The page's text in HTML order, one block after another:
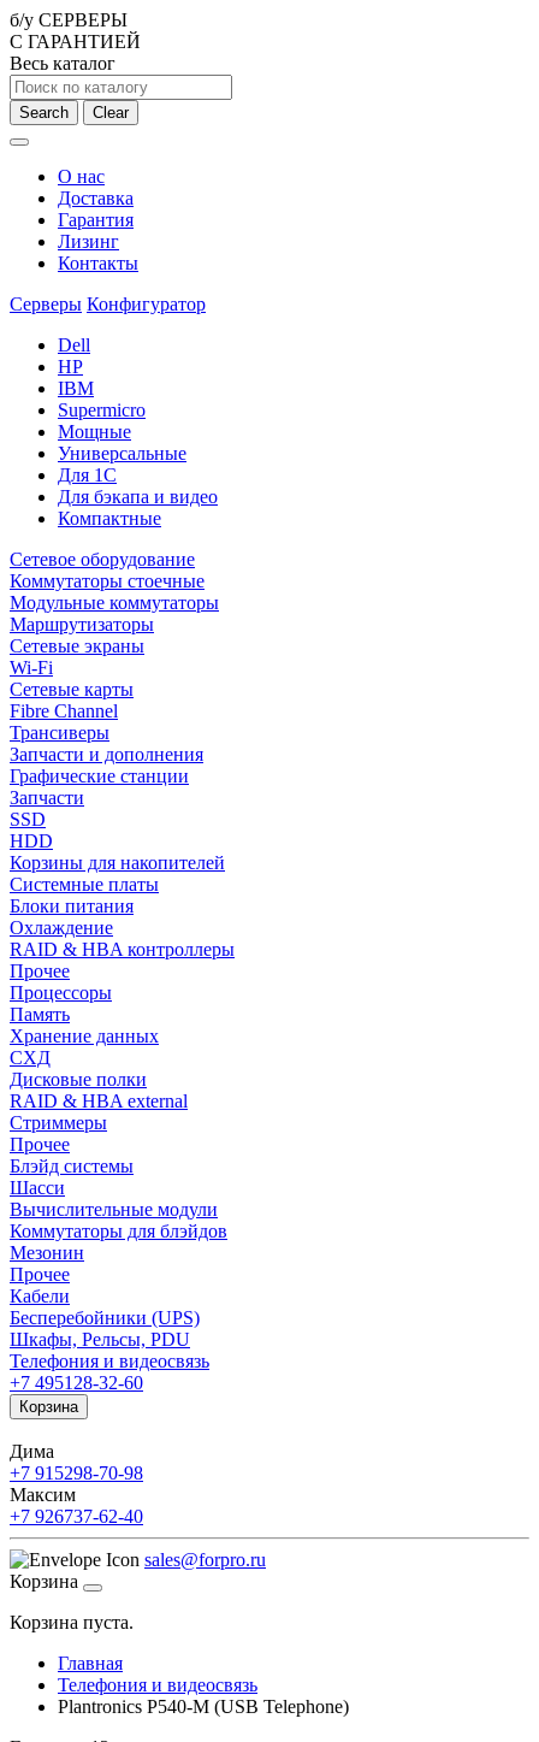
б/у СЕРВЕРЫ
С ГАРАНТИЕЙ
Весь каталог
Search Clear
О нас
Доставка
Гарантия
Лизинг
Контакты
Серверы Конфигуратор
Dell
HP
IBM
Supermicro
Мощные
Универсальные
Для 1С
Для бэкапа и видео
Компактные
Сетевое оборудование
Коммутаторы стоечные
Модульные коммутаторы
Маршрутизаторы
Сетевые экраны
Wi-Fi
Сетевые карты
Fibre Channel
Трансиверы
Запчасти и дополнения
Графические станции
Запчасти
SSD
HDD
Корзины для накопителей
Системные платы
Блоки питания
Охлаждение
RAID & HBA контроллеры
Прочее
Процессоры
Память
Хранение данных
СХД
Дисковые полки
RAID & HBA external
Стриммеры
Прочее
Блэйд системы
Шасси
Вычислительные модули
Коммутаторы для блэйдов
Мезонин
Прочее
Кабели
Бесперебойники (UPS)
Шкафы, Рельсы, PDU
Телефония и видеосвязь
+7 495128-32-60
Корзина
Дима
+7 915298-70-98
Максим
+7 926737-62-40
sales@forpro.ru
Корзина
Корзина пуста.
Главная
Телефония и видеосвязь
Plantronics P540-M (USB Telephone)